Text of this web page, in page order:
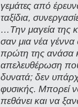
γεμάτες από
ταξίδια,
…Την μαγεία της
σαν μια νέα
πρώτη της ανάσα
απελευθέρωση που
δυνατά; δεν
φυσικής. Μπορεί
πεθάνει και να